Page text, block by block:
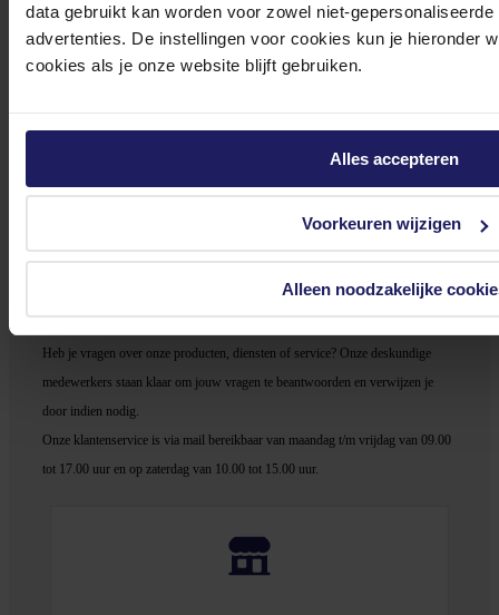
data gebruikt kan worden voor zowel niet-
advertenties. De instellingen voor cookies kun je hieronder
cookies als je onze website blijft gebruiken.
Alles accepteren
Voorkeuren wijzigen
Alleen noodzakelijke
Incl. 21% BTW
Stel jouw vragen aan onze klantenservice!
Heb je vragen over onze producten, diensten of service? Onze deskundige
medewerkers staan klaar om jouw vragen te beantwoorden en verwijzen je
door indien nodig.
Onze klantenservice is via mail bereikbaar van maandag t/m vrijdag van 09.00
tot 17.00 uur en op zaterdag van 10.00 tot 15.00 uur.